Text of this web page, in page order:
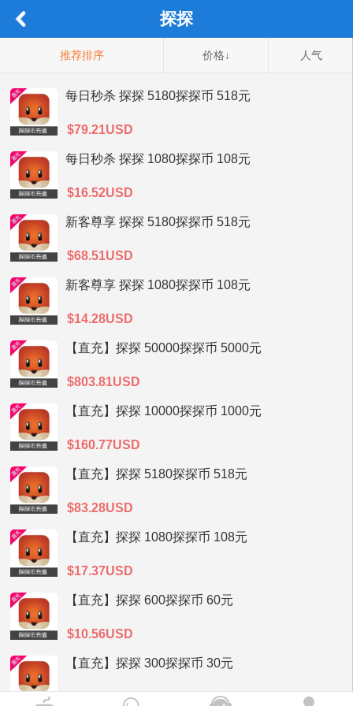
探探
推荐排序 价格↓ 人气
每日秒杀 探探 5180探探币 518元
$79.21USD
每日秒杀 探探 1080探探币 108元
$16.52USD
新客尊享 探探 5180探探币 518元
$68.51USD
新客尊享 探探 1080探探币 108元
$14.28USD
【直充】探探 50000探探币 5000元
$803.81USD
【直充】探探 10000探探币 1000元
$160.77USD
【直充】探探 5180探探币 518元
$83.28USD
【直充】探探 1080探探币 108元
$17.37USD
【直充】探探 600探探币 60元
$10.56USD
【直充】探探 300探探币 30元
$5.32USD